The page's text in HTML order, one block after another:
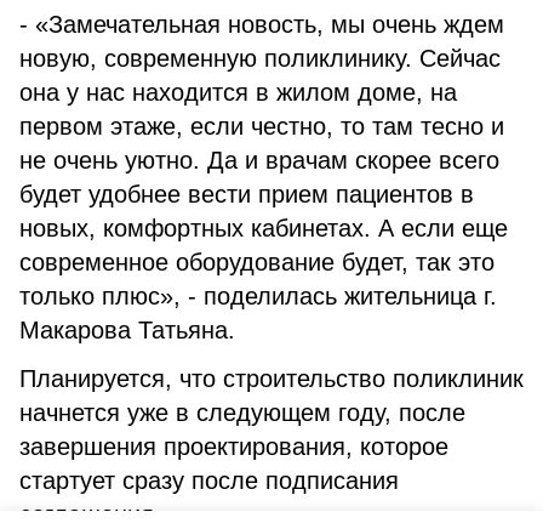
- «Замечательная новость, мы очень ждем
новую, современную поликлинику. Сейчас
она у нас находится в жилом доме, на
первом этаже, если честно, то там тесно и
не очень уютно. Да и врачам скорее всего
будет удобнее вести прием пациентов в
новых, комфортных кабинетах. А если еще
современное оборудование будет, так это
только плюс», - поделилась жительница г.
Макарова Татьяна.
Планируется, что строительство поликлиник
начнется уже в следующем году, после
завершения проектирования, которое
стартует сразу после подписания
соглашения.